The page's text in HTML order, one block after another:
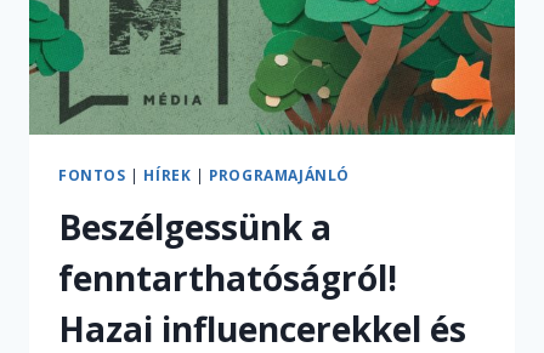
FONTOS | HÍREK | PROGRAMAJÁNLÓ
Beszélgessünk a
fenntarthatóságról!
Hazai influencerekkel és